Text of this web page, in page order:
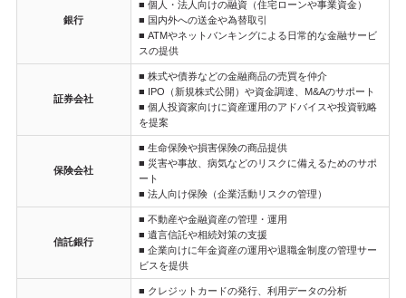
銀行
■ 個人・法人向けの融資（住宅ローンや事業資金）
■ 国内外への送金や為替取引
■ ATMやネットバンキングによる日常的な金融サービ
スの提供
証券会社
■ 株式や債券などの金融商品の売買を仲介
■ IPO（新規株式公開）や資金調達、M&Aのサポート
■ 個人投資家向けに資産運用のアドバイスや投資戦略
を提案
保険会社
■ 生命保険や損害保険の商品提供
■ 災害や事故、病気などのリスクに備えるためのサポ
ート
■ 法人向け保険（企業活動リスクの管理）
信託銀行
■ 不動産や金融資産の管理・運用
■ 遺言信託や相続対策の支援
■ 企業向けに年金資産の運用や退職金制度の管理サー
ビスを提供
■ クレジットカードの発行、利用データの分析